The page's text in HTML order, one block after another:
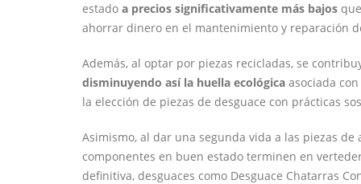
estado a precios significativamente más bajos
ahorrar dinero en el mantenimiento y reparación
Además, al optar por piezas recicladas, se
disminuyendo así la huella ecológica asociada
la elección de piezas de desguace con prácticas
Asimismo, al dar una segunda vida a las piezas de
componentes en buen estado terminen en
definitiva, desguaces como Desguace Chatarras